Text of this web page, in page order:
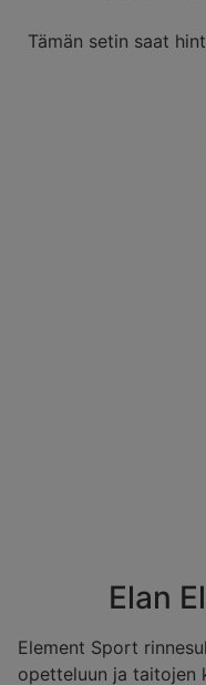
Tämän setin saat
Elan
Element Sport
opetteluun ja taitojen